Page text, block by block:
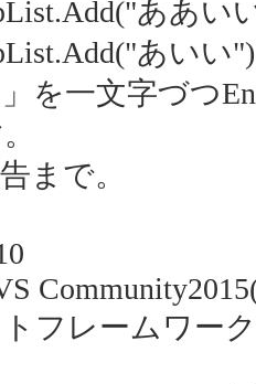
ああい
あいい")
を一文字づつ
まで。
フレームワーク